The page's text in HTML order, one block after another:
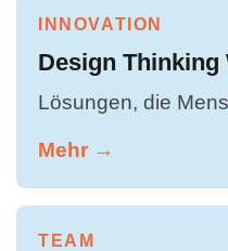
INNOVATION
Design Thinking
Lösungen, die
Mehr →
TEAM